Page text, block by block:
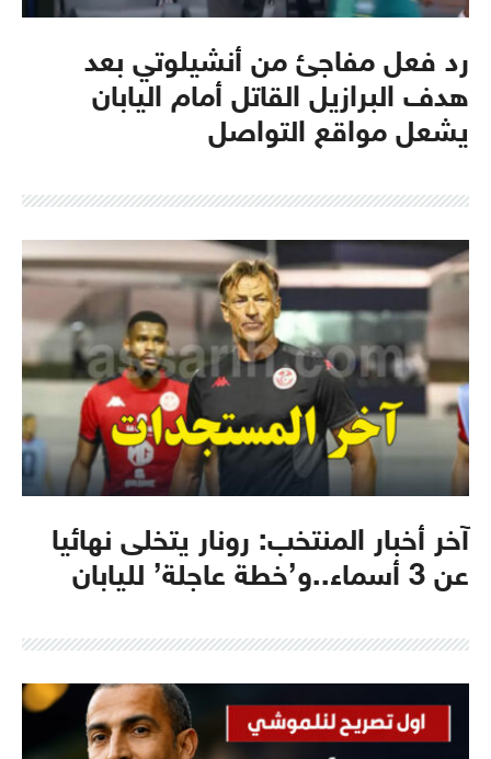
رد فعل مفاجئ من أنشيلوتي بعد
هدف البرازيل القاتل أمام اليابان
يشعل مواقع التواصل
آخر أخبار المنتخب: رونار يتخلى نهائيا
عن 3 أسماء..و’خطة عاجلة’ لليابان